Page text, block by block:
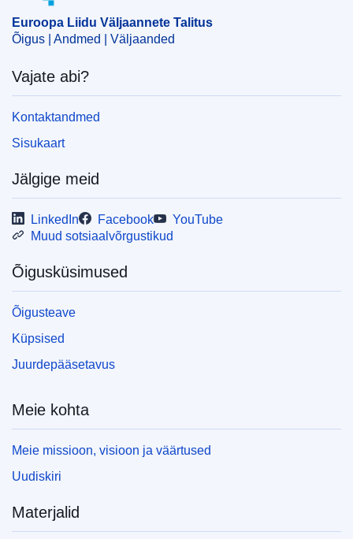
Euroopa Liidu Väljaannete Talitus
Õigus | Andmed | Väljaanded
Vajate abi?
Kontaktandmed
Sisukaart
Jälgige meid
LinkedIn Facebook
YouTube
Muud sotsiaalvõrgustikud
Õigusküsimused
Õigusteave
Küpsised
Juurdepääsetavus
Meie kohta
Meie missioon, visioon ja väärtused
Uudiskiri
Materjalid